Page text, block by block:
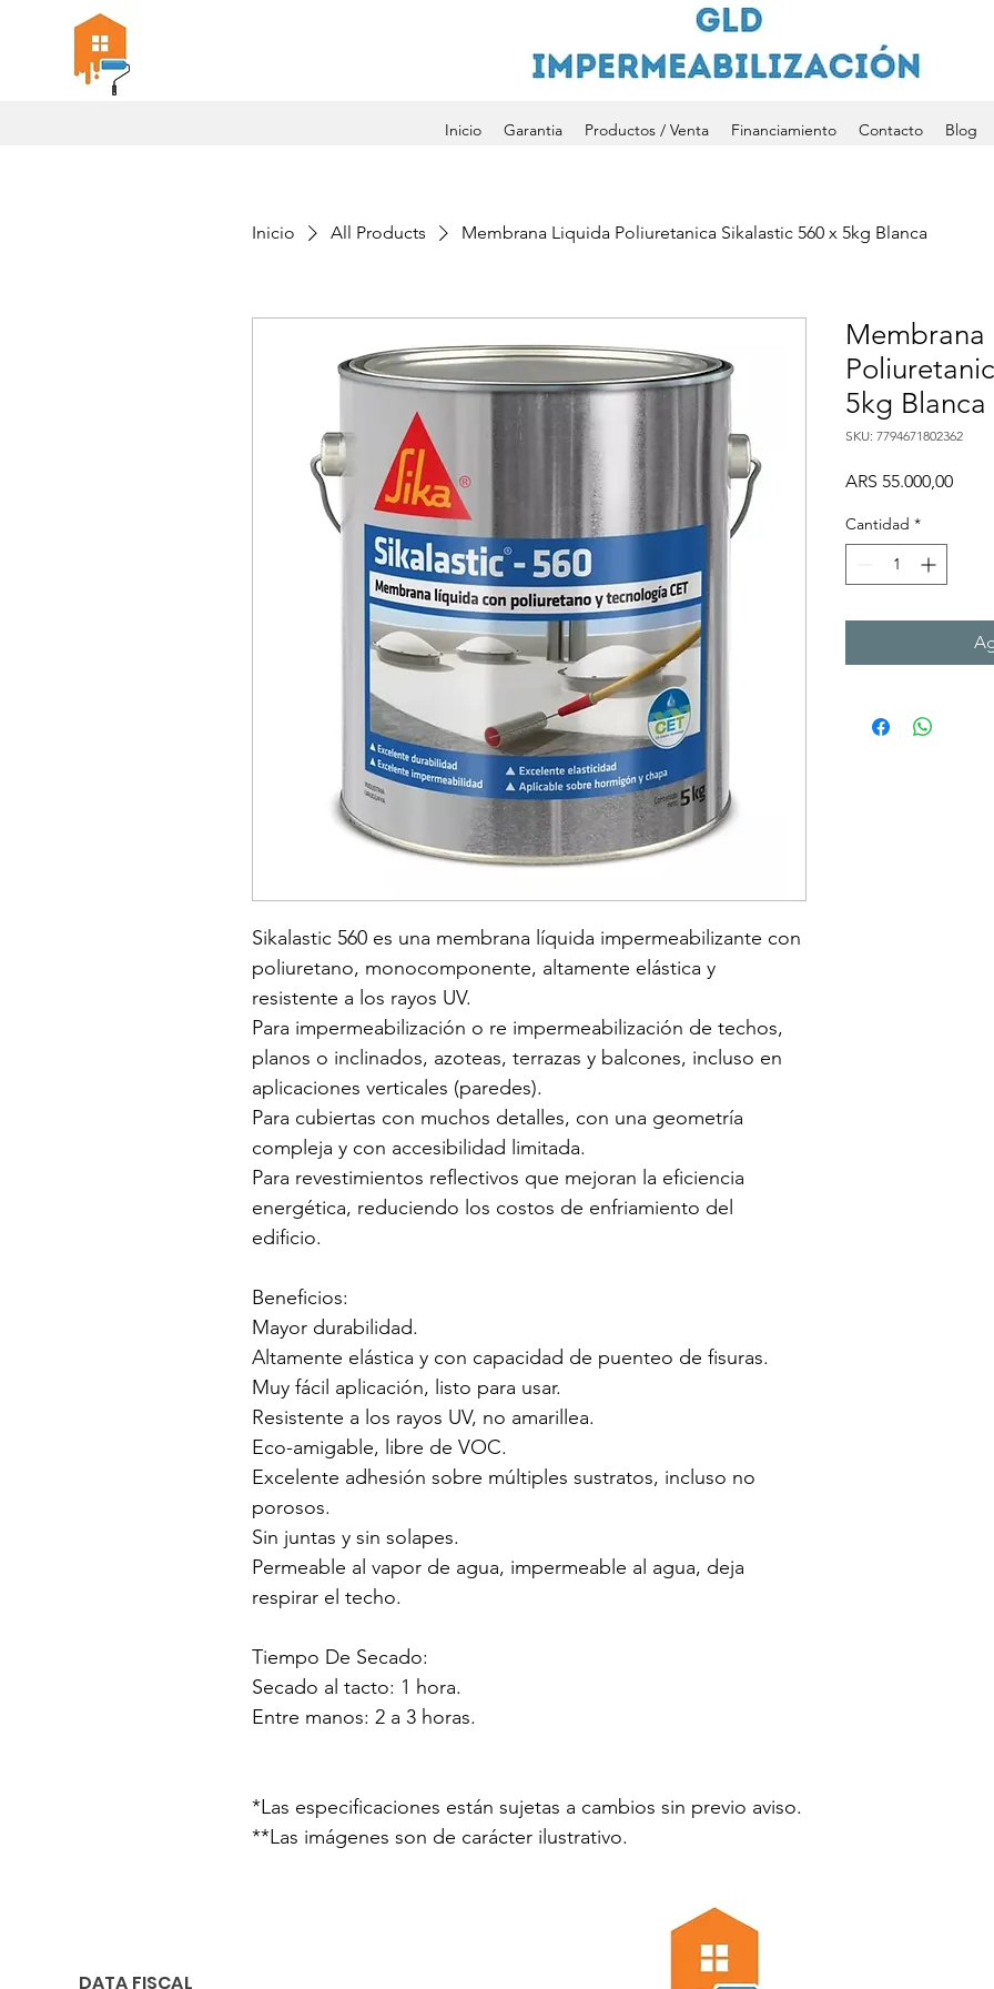
Inicio Garantia Productos / Venta Financiamiento Contacto Blog
Inicio All Products Membrana Liquida Poliuretanica Sikalastic 560 x 5kg Blanca
Sikalastic 560 es una membrana líquida impermeabilizante con
poliuretano, monocomponente, altamente elástica y
resistente a los rayos UV.
Para impermeabilización o re impermeabilización de techos,
planos o inclinados, azoteas, terrazas y balcones, incluso en
aplicaciones verticales (paredes).
Para cubiertas con muchos detalles, con una geometría
compleja y con accesibilidad limitada.
Para revestimientos reflectivos que mejoran la eficiencia
energética, reduciendo los costos de enfriamiento del
edificio.
Beneficios:
Mayor durabilidad.
Altamente elástica y con capacidad de puenteo de fisuras.
Muy fácil aplicación, listo para usar.
Resistente a los rayos UV, no amarillea.
Eco-amigable, libre de VOC.
Excelente adhesión sobre múltiples sustratos, incluso no
porosos.
Sin juntas y sin solapes.
Permeable al vapor de agua, impermeable al agua, deja
respirar el techo.
Tiempo De Secado:
Secado al tacto: 1 hora.
Entre manos: 2 a 3 horas.
*Las especificaciones están sujetas a cambios sin previo aviso.
**Las imágenes son de carácter ilustrativo.
Membrana
5kg Blanca
SKU: 7794671802362
ARS 55.000,00Precio
Cantidad *
DATA FISCAL